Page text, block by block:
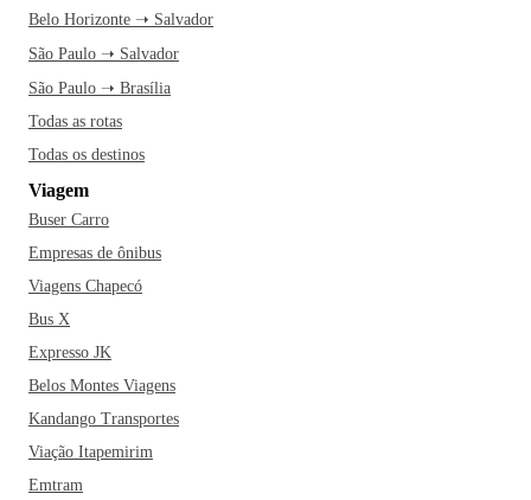
Belo Horizonte ➝ Salvador
São Paulo ➝ Salvador
São Paulo ➝ Brasília
Todas as rotas
Todas os destinos
Viagem
Buser Carro
Empresas de ônibus
Viagens Chapecó
Bus X
Expresso JK
Belos Montes Viagens
Kandango Transportes
Viação Itapemirim
Emtram